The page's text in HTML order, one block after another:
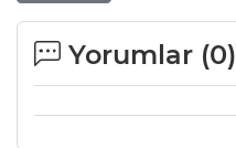
Yorumlar (0)